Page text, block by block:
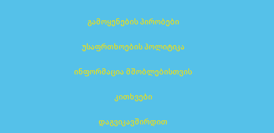
გამოყენების პირობები
უსაფრთხოების პოლიტიკა
ინფორმაცია მშობლებისთვის
კითხვები
დაგვიკავშირდით